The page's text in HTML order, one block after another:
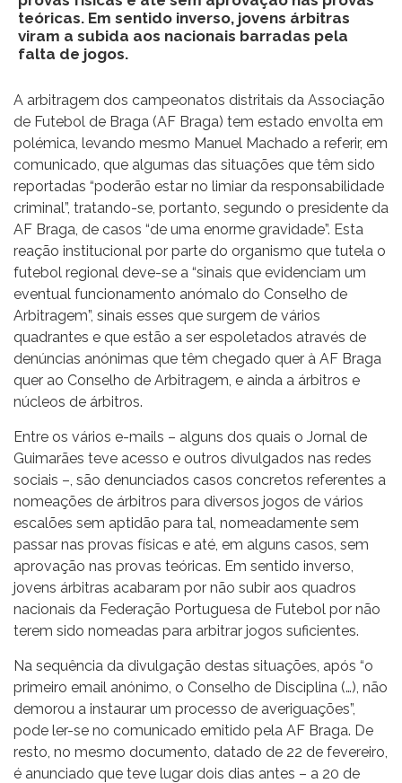
teóricas. Em sentido inverso, jovens árbitras
viram a subida aos nacionais barradas pela
falta de jogos.
A arbitragem dos campeonatos distritais da Associação
de Futebol de Braga (AF Braga) tem estado envolta em
polémica, levando mesmo Manuel Machado a referir, em
comunicado, que algumas das situações que têm sido
reportadas “poderão estar no limiar da responsabilidade
criminal”, tratando-se, portanto, segundo o presidente da
AF Braga, de casos “de uma enorme gravidade”. Esta
reação institucional por parte do organismo que tutela o
futebol regional deve-se a “sinais que evidenciam um
eventual funcionamento anómalo do Conselho de
Arbitragem”, sinais esses que surgem de vários
quadrantes e que estão a ser espoletados através de
denúncias anónimas que têm chegado quer à AF Braga
quer ao Conselho de Arbitragem, e ainda a árbitros e
núcleos de árbitros.
Entre os vários e-mails – alguns dos quais o Jornal de
Guimarães teve acesso e outros divulgados nas redes
sociais –, são denunciados casos concretos referentes a
nomeações de árbitros para diversos jogos de vários
escalões sem aptidão para tal, nomeadamente sem
passar nas provas físicas e até, em alguns casos, sem
aprovação nas provas teóricas. Em sentido inverso,
jovens árbitras acabaram por não subir aos quadros
nacionais da Federação Portuguesa de Futebol por não
terem sido nomeadas para arbitrar jogos suficientes.
Na sequência da divulgação destas situações, após “o
primeiro email anónimo, o Conselho de Disciplina (…), não
demorou a instaurar um processo de averiguações”,
pode ler-se no comunicado emitido pela AF Braga. De
resto, no mesmo documento, datado de 22 de fevereiro,
é anunciado que teve lugar dois dias antes – a 20 de